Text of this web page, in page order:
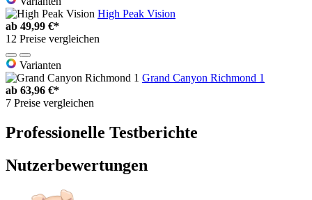
High Peak Vision
ab 49,99 €*
12 Preise vergleichen
Varianten
Grand Canyon Richmond 1
ab 63,96 €*
7 Preise vergleichen
Professionelle Testberichte
Nutzerbewertungen